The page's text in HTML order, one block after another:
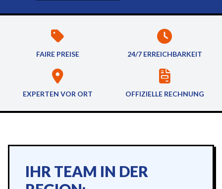
FAIRE PREISE 24/7 ERREICHBARKEIT
EXPERTEN VOR ORT OFFIZIELLE RECHNUNG
IHR TEAM IN DER